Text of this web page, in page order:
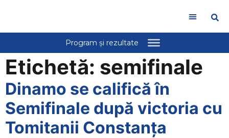
Etichetă: semifinale
Dinamo se califică în
Semifinale după victoria cu
Tomitanii Constanța